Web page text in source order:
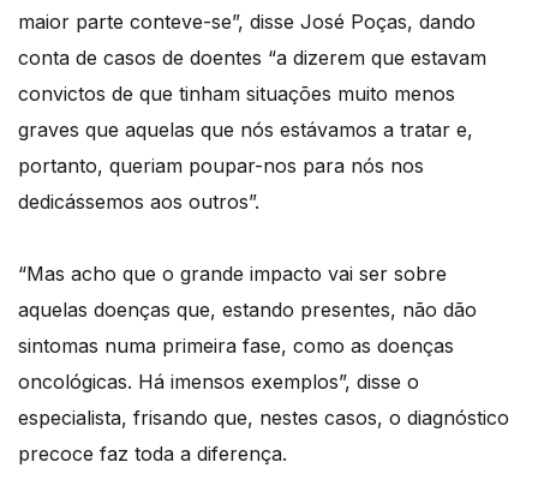
maior parte conteve-se”, disse José Poças, dando
conta de casos de doentes “a dizerem que estavam
convictos de que tinham situações muito menos
graves que aquelas que nós estávamos a tratar e,
portanto, queriam poupar-nos para nós nos
dedicássemos aos outros”.
“Mas acho que o grande impacto vai ser sobre
aquelas doenças que, estando presentes, não dão
sintomas numa primeira fase, como as doenças
oncológicas. Há imensos exemplos”, disse o
especialista, frisando que, nestes casos, o diagnóstico
precoce faz toda a diferença.